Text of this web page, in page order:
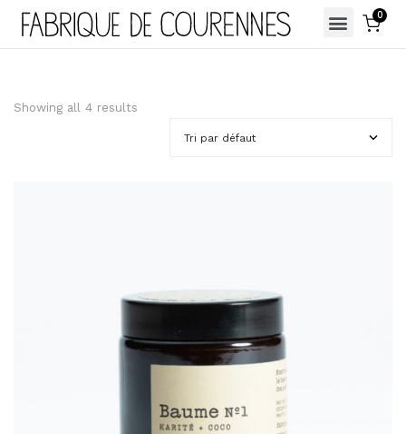
0
Showing all 4 results